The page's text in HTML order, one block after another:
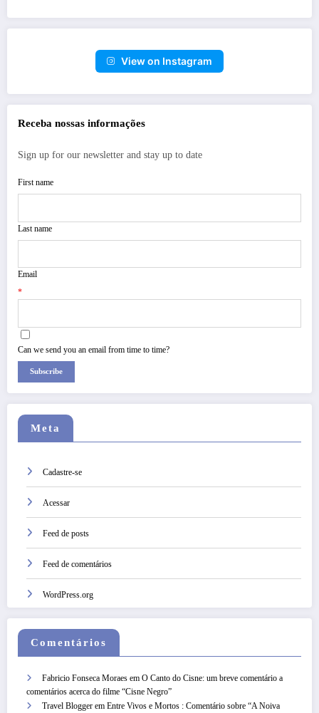
View on Instagram
Receba nossas informações
Sign up for our newsletter and stay up to date
First name
Last name
Email
*
Can we send you an email from time to time?
Subscribe
Meta
Cadastre-se
Acessar
Feed de posts
Feed de comentários
WordPress.org
Comentários
Fabricio Fonseca Moraes em O Canto do Cisne: um breve comentário a
comentários acerca do filme “Cisne Negro”
Travel Blogger em Entre Vivos e Mortos : Comentário sobre “A Noiva